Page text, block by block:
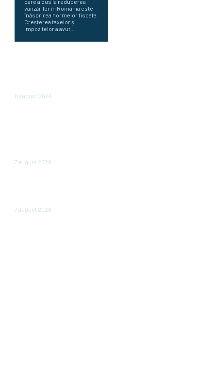
care a dus la reducerea
vânzărilor în România este
înăsprirea normelor fiscale.
Creșterea taxelor și
impozitelor a avut...
8 august 2026
7 august 2026
7 august 2026